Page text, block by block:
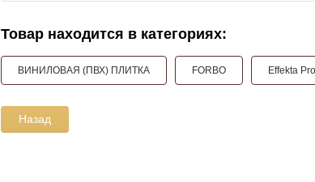
Товар находится в категориях:
ВИНИЛОВАЯ (ПВХ) ПЛИТКА FORBO Effekta
Назад